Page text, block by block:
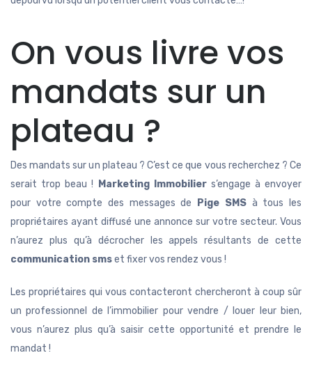
On vous livre vos
mandats sur un
plateau ?
Des mandats sur un plateau ? C’est ce que vous recherchez ? Ce
serait trop beau !
Marketing Immobiliers’engage à envoyer
pour votre compte des messages de
Pige SMSà tous les
propriétaires ayant diffusé une annonce sur votre secteur. Vous
n’aurez plus qu’à décrocher les appels résultants de cette
communication smset fixer vos rendez vous !
Les propriétaires qui vous contacteront chercheront à coup sûr
un professionnel de l’immobilier pour vendre / louer leur bien,
vous n’aurez plus qu’à saisir cette opportunité et prendre le
mandat !